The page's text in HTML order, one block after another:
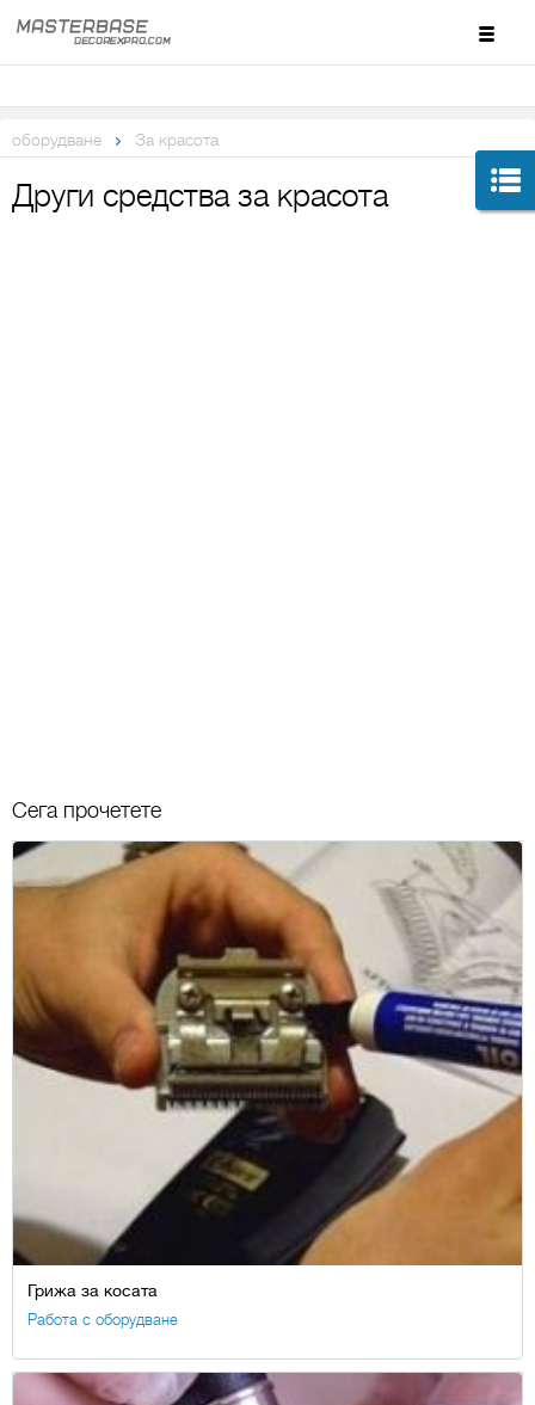
оборудване За красота
Други средства за красота
Сега прочетете
Грижа за косата
Работа с оборудване